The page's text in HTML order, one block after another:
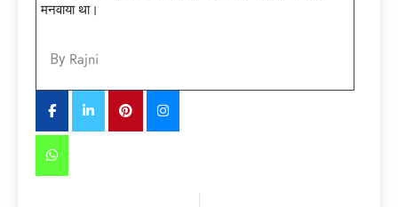
मनवाया था।
By Rajni